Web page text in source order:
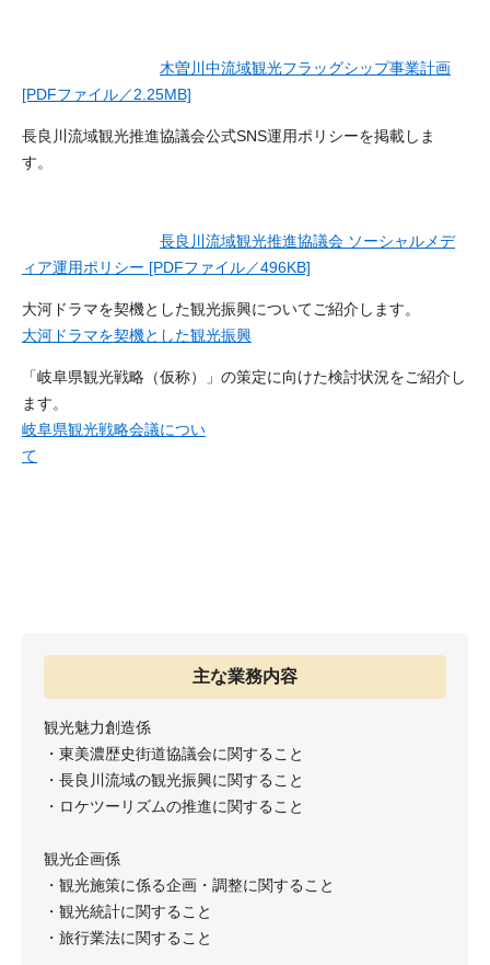
木曽川中流域観光フラッグシップ事業計画
[PDFファイル／2.25MB]
長良川流域観光推進協議会公式SNS運用ポリシーを掲載しま
す。
長良川流域観光推進協議会 ソーシャルメデ
ィア運用ポリシー [PDFファイル／496KB]
大河ドラマを契機とした観光振興についてご紹介します。
大河ドラマを契機とした観光振興
「岐阜県観光戦略（仮称）」の策定に向けた検討状況をご紹介し
ます。
岐阜県観光戦略会議につい
て
主な業務内容
観光魅力創造係
・東美濃歴史街道協議会に関すること
・長良川流域の観光振興に関すること
・ロケツーリズムの推進に関すること
観光企画係
・観光施策に係る企画・調整に関すること
・観光統計に関すること
・旅行業法に関すること